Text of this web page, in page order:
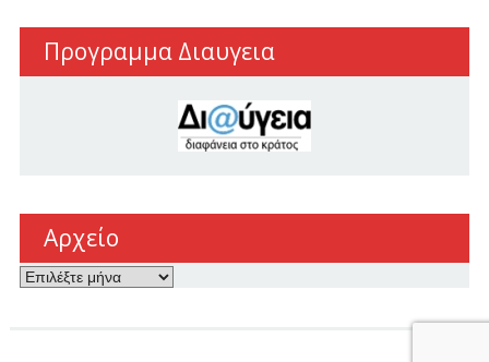
Προγραμμα Διαυγεια
Αρχείο
Αρχείο